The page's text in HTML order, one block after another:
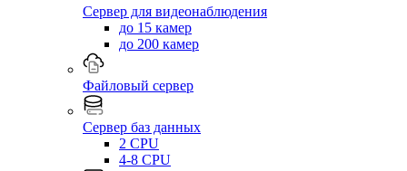
Сервер для видеонаблюдения
до 15 камер
до 200 камер
Файловый сервер
Сервер баз данных
2 CPU
4-8 CPU